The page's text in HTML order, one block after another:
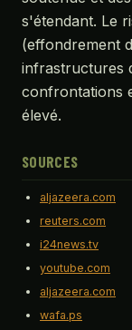
s'étendant. Le
(effondrement
infrastructures
confrontations
élevé.
SOURCES
aljazeera.com
reuters.com
i24news.tv
youtube.com
aljazeera.com
wafa.ps